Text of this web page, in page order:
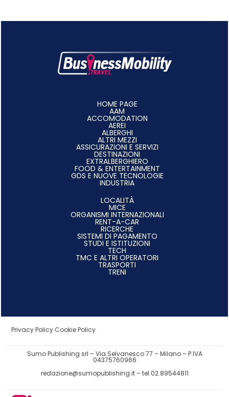
HOME PAGE
AAM
ACCOMODATION
AEREI
ALBERGHI
ALTRI MEZZI
ASSICURAZIONI E SERVIZI
DESTINAZIONI
EXTRALBERGHIERO
FOOD & ENTERTAINMENT
GDS E NUOVE TECNOLOGIE
INDUSTRIA
LOCALITÀ
MICE
ORGANISMI INTERNAZIONALI
RENT-A-CAR
RICERCHE
SISTEMI DI PAGAMENTO
STUDI E ISTITUZIONI
TECH
TMC E ALTRI OPERATORI
TRASPORTI
TRENI
Privacy Policy Cookie Policy
Sumo Publishing srl – Via Selvanesco 77 – Milano – P.IVA
04375760966
redazione@sumopublishing.it– tel 02.89544811